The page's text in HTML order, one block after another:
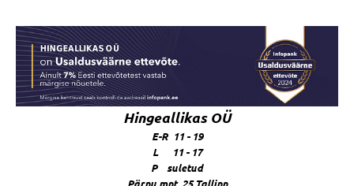
Hingeallikas OÜ
E-R 11 - 19
L 11 - 17
P suletud
Pärnu mnt. 25 Tallinn